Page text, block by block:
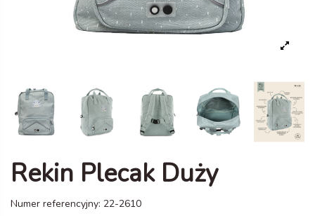
Rekin Plecak Duży
Numer referencyjny: 22-2610